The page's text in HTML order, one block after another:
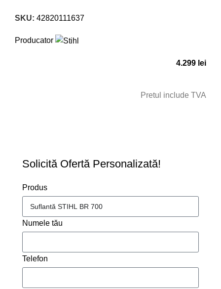
SKU: 42820111637
Producator
4.299 lei
Pretul include TVA
Solicită Ofertă Personalizată!
Produs
Numele tău
Telefon